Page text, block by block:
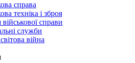
справа
техніка і зброя
військової справи
служби
війна